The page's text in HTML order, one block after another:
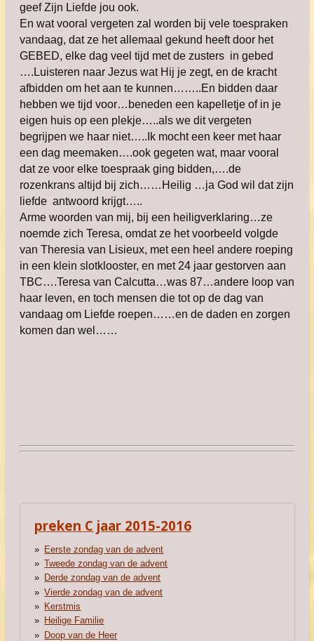
geef Zijn Liefde jou ook.
En wat vooral vergeten zal worden bij vele toespraken
vandaag, dat ze het allemaal gekund heeft door het
GEBED, elke dag veel tijd met de zusters in gebed
….Luisteren naar Jezus wat Hij je zegt, en de kracht
afbidden om het aan te kunnen……..En bidden daar
hebben we tijd voor…beneden een kapelletje of in je
eigen huis op een plekje…..als we dit vergeten
begrijpen we haar niet…..Ik mocht een keer met haar
een dag meemaken….ook gegeten wat, maar vooral
dat ze voor elke toespraak ging bidden,….de
rozenkrans altijd bij zich……Heilig …ja God wil dat zijn
liefde antwoord krijgt…..
Arme woorden van mij, bij een heiligverklaring…ze
noemde zich Teresa, omdat ze het voorbeeld volgde
van Theresia van Lisieux, met een heel andere roeping
in een klein slotklooster, en met 24 jaar gestorven aan
TBC….Teresa van Calcutta…was 87…andere loop van
haar leven, en toch mensen die tot op de dag van
vandaag om Liefde roepen……en de daden en zorgen
komen dan wel……
preken C jaar 2015-2016
Eerste zondag van de advent
Tweede zondag van de advent
Derde zondag van de advent
Vierde zondag van de advent
Kerstmis
Heilige Familie
Doop van de Heer